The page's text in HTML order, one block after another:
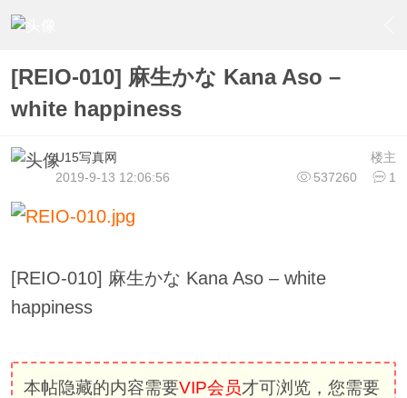
[REIO-010] 麻生かな Kana Aso –
white happiness
楼主
U15写真网
537260
1
2019-9-13 12:06:56
[REIO-010] 麻生かな Kana Aso – white
happiness
本帖隐藏的内容需要VIP会员才可浏览，您需要